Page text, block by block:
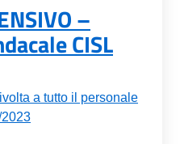
–
CISL
a tutto il personale